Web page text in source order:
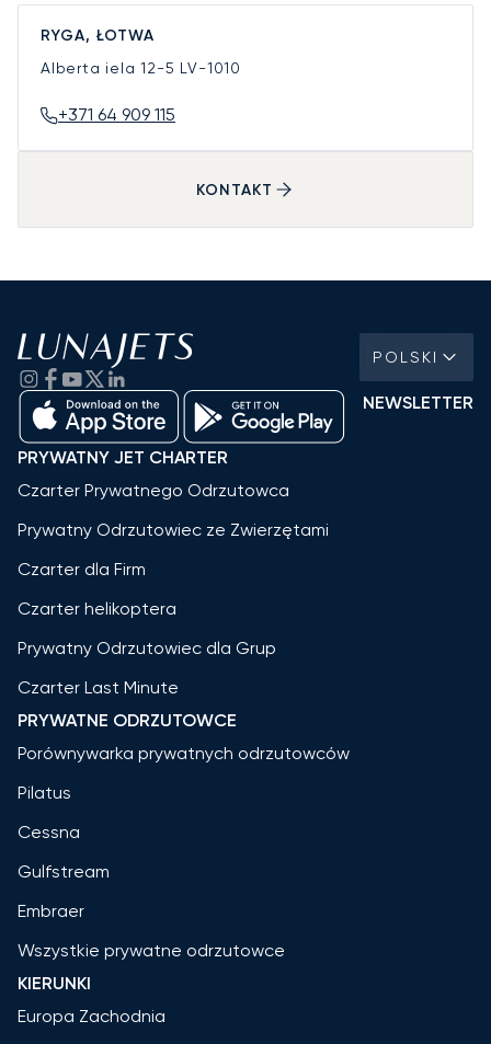
RYGA, ŁOTWA
Alberta iela 12-5 LV-1010
+371 64 909 115
KONTAKT
POLSKI
NEWSLETTER
PRYWATNY JET CHARTER
Czarter Prywatnego Odrzutowca
Prywatny Odrzutowiec ze Zwierzętami
Czarter dla Firm
Czarter helikoptera
Prywatny Odrzutowiec dla Grup
Czarter Last Minute
PRYWATNE ODRZUTOWCE
Porównywarka prywatnych odrzutowców
Pilatus
Cessna
Gulfstream
Embraer
Wszystkie prywatne odrzutowce
KIERUNKI
Europa Zachodnia